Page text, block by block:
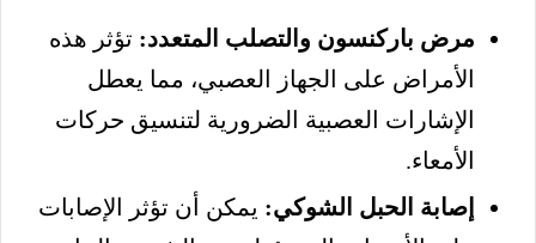
مرض باركنسون والتصلب المتعدد: تؤثر هذه
الأمراض على الجهاز العصبي، مما يعطل
الإشارات العصبية الضرورية لتنسيق حركات
الأمعاء.
إصابة الحبل الشوكي: يمكن أن تؤثر الإصابات